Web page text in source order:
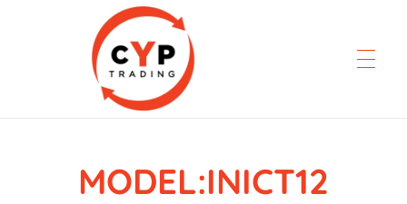
CYP Trading
Professionelle Ersatzteilbeschaffung
MODEL:INICT12